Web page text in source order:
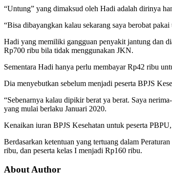
“Untung” yang dimaksud oleh Hadi adalah dirinya
“Bisa dibayangkan kalau sekarang saya berobat
Hadi yang memiliki gangguan penyakit jantung dan
Rp700 ribu bila tidak menggunakan JKN.
Sementara Hadi hanya perlu membayar Rp42 ribu
Dia menyebutkan sebelum menjadi peserta BPJS
“Sebenarnya kalau dipikir berat ya berat. Saya
yang mulai berlaku Januari 2020.
Kenaikan iuran BPJS Kesehatan untuk peserta
Berdasarkan ketentuan yang tertuang dalam
ribu, dan peserta kelas I menjadi Rp160 ribu.
About Author